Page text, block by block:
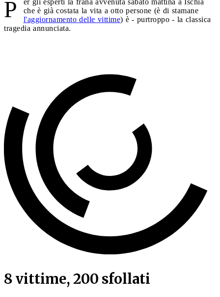
P
che è già costata la vita a otto persone (è di stamane
l'aggiornamento delle vittime) è - purtroppo - la classica
tragedia annunciata.
8 vittime, 200 sfollati